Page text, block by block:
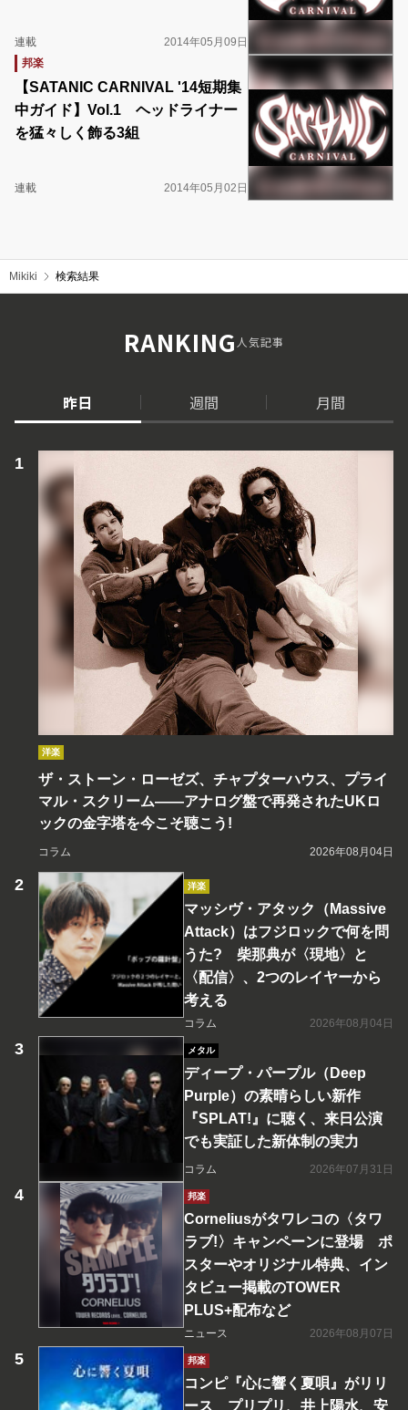
連載
2014年05月09日
邦楽
【SATANIC CARNIVAL '14短期集
中ガイド】Vol.1 ヘッドライナー
を猛々しく飾る3組
連載 2014年05月02日
Mikiki 検索結果
RANKING人気記事
昨日 週間 月間
洋楽
ザ・ストーン・ローゼズ、チャプターハウス、プライ
マル・スクリーム――アナログ盤で再発されたUKロ
ックの金字塔を今こそ聴こう!
コラム 2026年08月04日
洋楽
マッシヴ・アタック（Massive
Attack）はフジロックで何を問
うた? 柴那典が〈現地〉と
〈配信〉、2つのレイヤーから
考える
コラム 2026年08月04日
メタル
ディープ・パープル（Deep
Purple）の素晴らしい新作
『SPLAT!』に聴く、来日公演
でも実証した新体制の実力
コラム 2026年07月31日
邦楽
Corneliusがタワレコの〈タワ
ラブ!〉キャンペーンに登場 ポ
スターやオリジナル特典、イン
タビュー掲載のTOWER
PLUS+配布など
ニュース 2026年08月07日
邦楽
コンピ『心に響く夏唄』がリリ
ース プリプリ、井上陽水、安